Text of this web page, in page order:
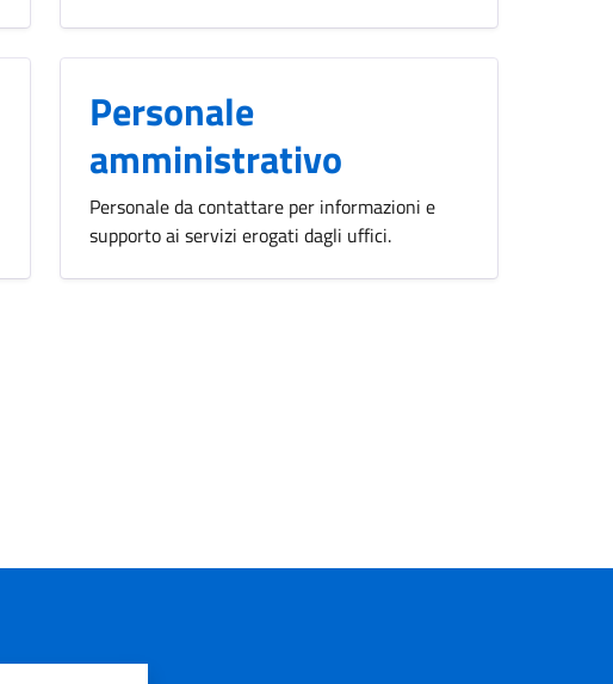
Personale
amministrativo
Personale da contattare per informazioni e
supporto ai servizi erogati dagli uffici.